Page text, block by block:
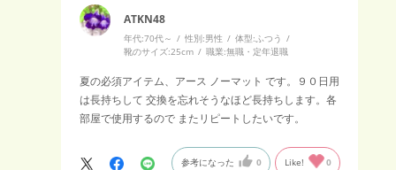
ATKN48
年代:70代～ 性別:男性 体型: ふつう
靴のサイズ:25cm 職業:無職・定年退職
夏の必須アイテム、アース ノーマット です。９０日用
は長持ちして 交換を忘れそうなほど長持ちします。各
部屋で使用するので またリピートしたいです。
参考になった 0 Like! 0